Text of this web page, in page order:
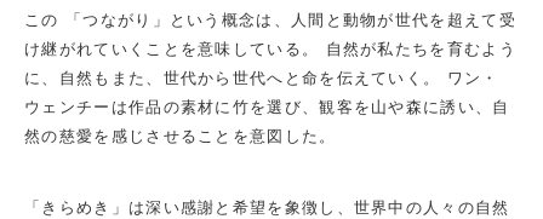
この 「つながり」という概念は、人間と動物が世代を超えて受
け継がれていくことを意味している。 自然が私たちを育むよう
に、自然もまた、世代から世代へと命を伝えていく。 ワン・
ウェンチーは作品の素材に竹を選び、観客を山や森に誘い、自
然の慈愛を感じさせることを意図した。
「きらめき」は深い感謝と希望を象徴し、世界中の人々の自然